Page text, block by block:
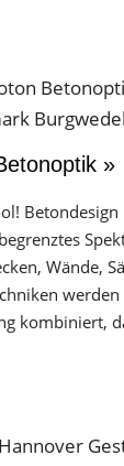
»
Wände,
kombiniert,